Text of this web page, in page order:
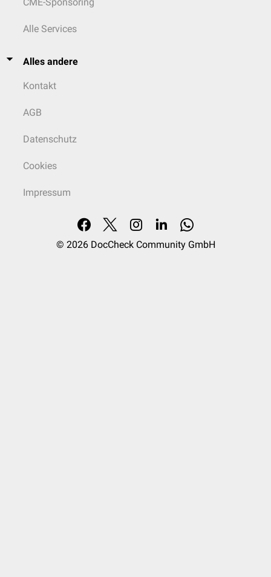
Alle Services
Alles andere
Kontakt
AGB
Datenschutz
Cookies
Impressum
© 2026 DocCheck Community GmbH